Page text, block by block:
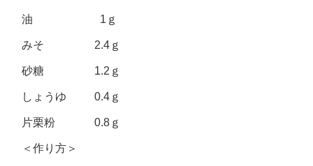
油 1ｇ
みそ 2.4ｇ
砂糖 1.2ｇ
しょうゆ 0.4ｇ
片栗粉 0.8ｇ
＜作り方＞